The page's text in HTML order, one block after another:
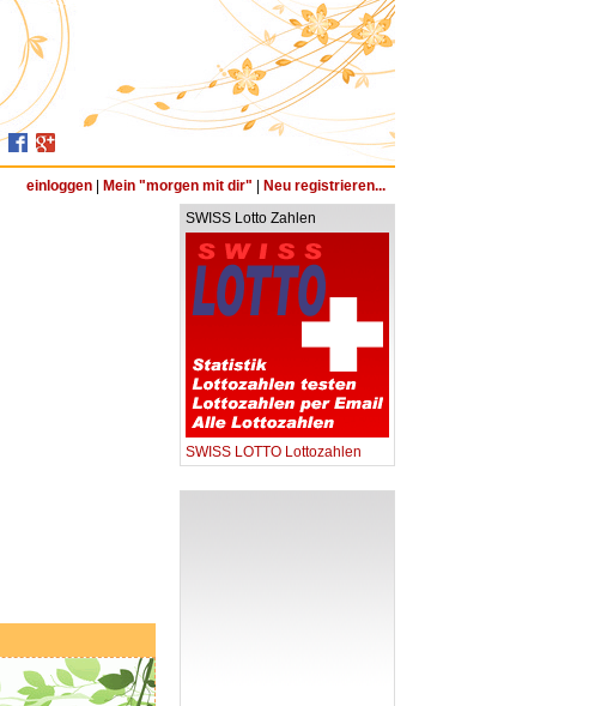
einloggen Mein "morgen mit dir" Neu registrieren...
SWISS Lotto Zahlen
SWISS LOTTO Lottozahlen